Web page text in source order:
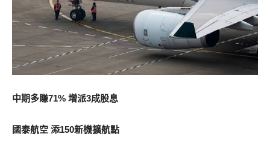
中期多賺71% 增派3成股息
國泰航空 添150新機擴航點